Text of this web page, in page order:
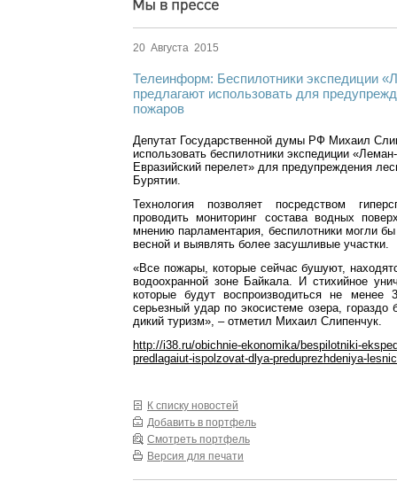
20 Августа 2015
Телеинформ: Беспилотники экспедиции
предлагают использовать для
пожаров
Депутат Государственной думы РФ Михаил
использовать беспилотники экспедиции
Евразийский перелет» для предупреждения
Бурятии.
Технология позволяет посредством
проводить мониторинг состава водных
мнению парламентария, беспилотники могли
весной и выявлять более засушливые участки.
«Все пожары, которые сейчас бушуют,
водоохранной зоне Байкала. И стихийное
которые будут воспроизводиться не менее
серьезный удар по экосистеме озера, гораздо
дикий туризм», – отметил Михаил Слипенчук.
http://i38.ru/obichnie-ekonomika/bespilotniki-
predlagaiut-ispolzovat-dlya-preduprezhdeniya-
К списку новостей
Добавить в портфель
Смотреть портфель
Версия для печати